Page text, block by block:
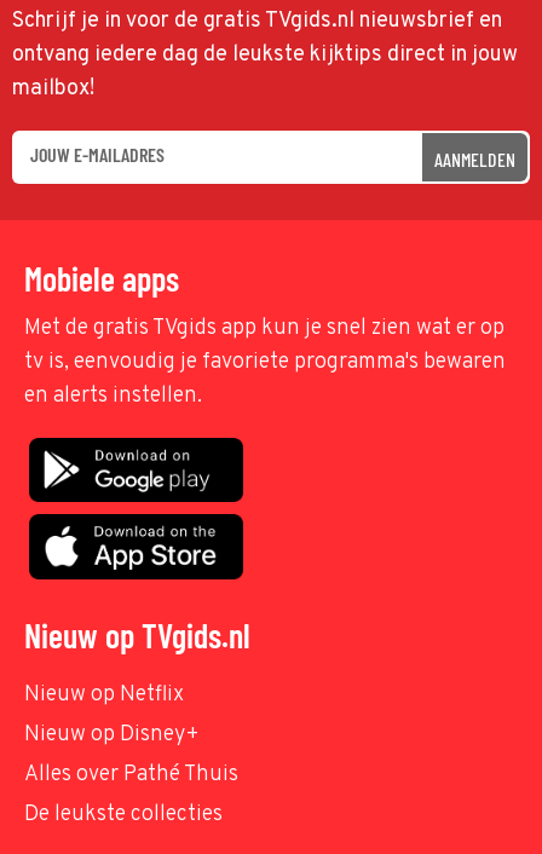
Schrijf je in voor de gratis TVgids.nl nieuwsbrief en
ontvang iedere dag de leukste kijktips direct in jouw
mailbox!
AANMELDEN
Mobiele apps
Met de gratis TVgids app kun je snel zien wat er op
tv is, eenvoudig je favoriete programma's bewaren
en alerts instellen.
Nieuw op TVgids.nl
Nieuw op Netflix
Nieuw op Disney+
Alles over Pathé Thuis
De leukste collecties